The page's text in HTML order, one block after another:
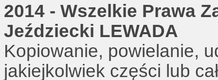
2014 - Wszelkie Prawa
Jeździecki LEWADA
Kopiowanie, powielanie,
jakiejkolwiek części lub